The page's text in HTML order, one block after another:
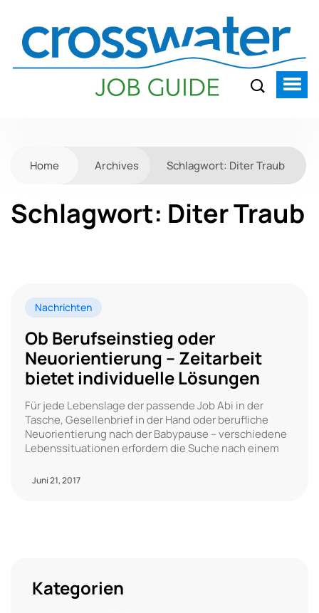
Home Archives Schlagwort: Diter Traub
Schlagwort: Diter Traub
Nachrichten
Ob Berufseinstieg oder
Neuorientierung – Zeitarbeit
bietet individuelle Lösungen
Für jede Lebenslage der passende Job Abi in der
Tasche, Gesellenbrief in der Hand oder berufliche
Neuorientierung nach der Babypause – verschiedene
Lebenssituationen erfordern die Suche nach einem
Juni 21, 2017
Kategorien